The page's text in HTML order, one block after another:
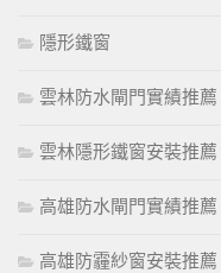
隱形鐵窗
雲林防水閘門實績推薦
雲林隱形鐵窗安裝推薦
高雄防水閘門實績推薦
高雄防霾紗窗安裝推薦